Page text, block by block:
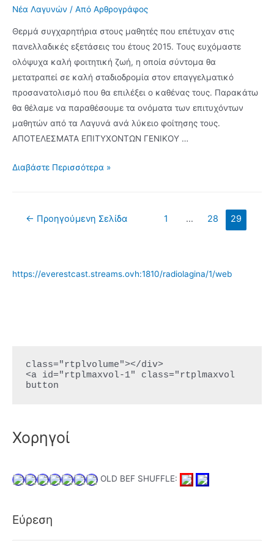
καράτε
αυτοάμυνας,
του
Πολιτιστικού
Συλλόγου
Λαγυνών
Νέα Λαγυνών / Από Αρθρογράφος
Θερμά συγχαρητήρια στους μαθητές που επέτυχαν στις
πανελλαδικές εξετάσεις του έτους 2015. Τους ευχόμαστε
ολόψυχα καλή φοιτητική ζωή, η οποία σύντομα θα
μετατραπεί σε καλή σταδιοδρομία στον επαγγελματικό
προσανατολισμό που θα επιλέξει ο καθένας τους. Παρακάτω
θα θέλαμε να παραθέσουμε τα ονόματα των επιτυχόντων
μαθητών από τα Λαγυνά ανά λύκειο φοίτησης τους.
ΑΠΟΤΕΛΕΣΜΑΤΑ ΕΠΙΤΥΧΟΝΤΩΝ ΓΕΝΙΚΟΥ …
Οι
εξετάσεις
Διαβάστε Περισσότερα »
Σελιδοποίηση
← Προηγούμενη Σελίδα 1 … 28 29
https://everestcast.streams.ovh:1810/radiolagina/1/web
class="rtplvolume"></div>
<a id="rtplmaxvol-1" class="rtplmaxvol
button
Χορηγοί
OLD BEF SHUFFLE:
Εύρεση